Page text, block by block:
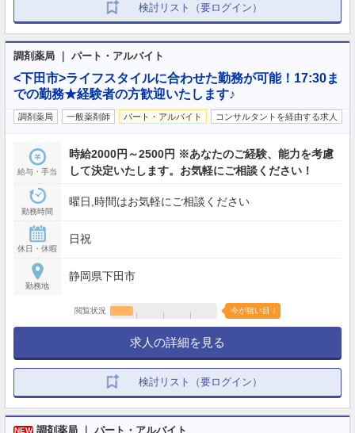
検討リスト（要ログイン）
調剤薬局 ｜ パート・アルバイト
<下田市>ライフスタイルに合わせた勤務が可能！17:30ま
での勤務★経験者の方歓迎いたします♪
調剤薬局 一般薬剤師 パート・アルバイト コンサルタントを経由する求人
給与・手当
時給2000円～2500円 ※あなたのご経験、能力を考慮
して決定いたします。お気軽にご相談ください！
勤務時間
曜日,時間はお気軽にご相談ください
休日・休暇
日祝
勤務地
静岡県下田市
閲覧状況 今が狙い目！
求人の詳細を見る
検討リスト（要ログイン）
NEW 調剤薬局 ｜ パート・アルバイト